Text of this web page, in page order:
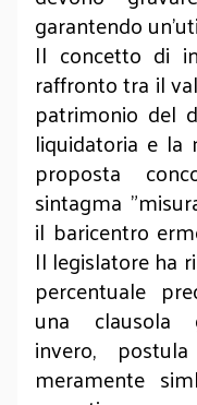
garantendo
Il concetto di
raffronto tra il
patrimonio del
liquidatoria e la
proposta
sintagma
il baricentro
Il legislatore ha
percentuale
una clausola
invero,
meramente